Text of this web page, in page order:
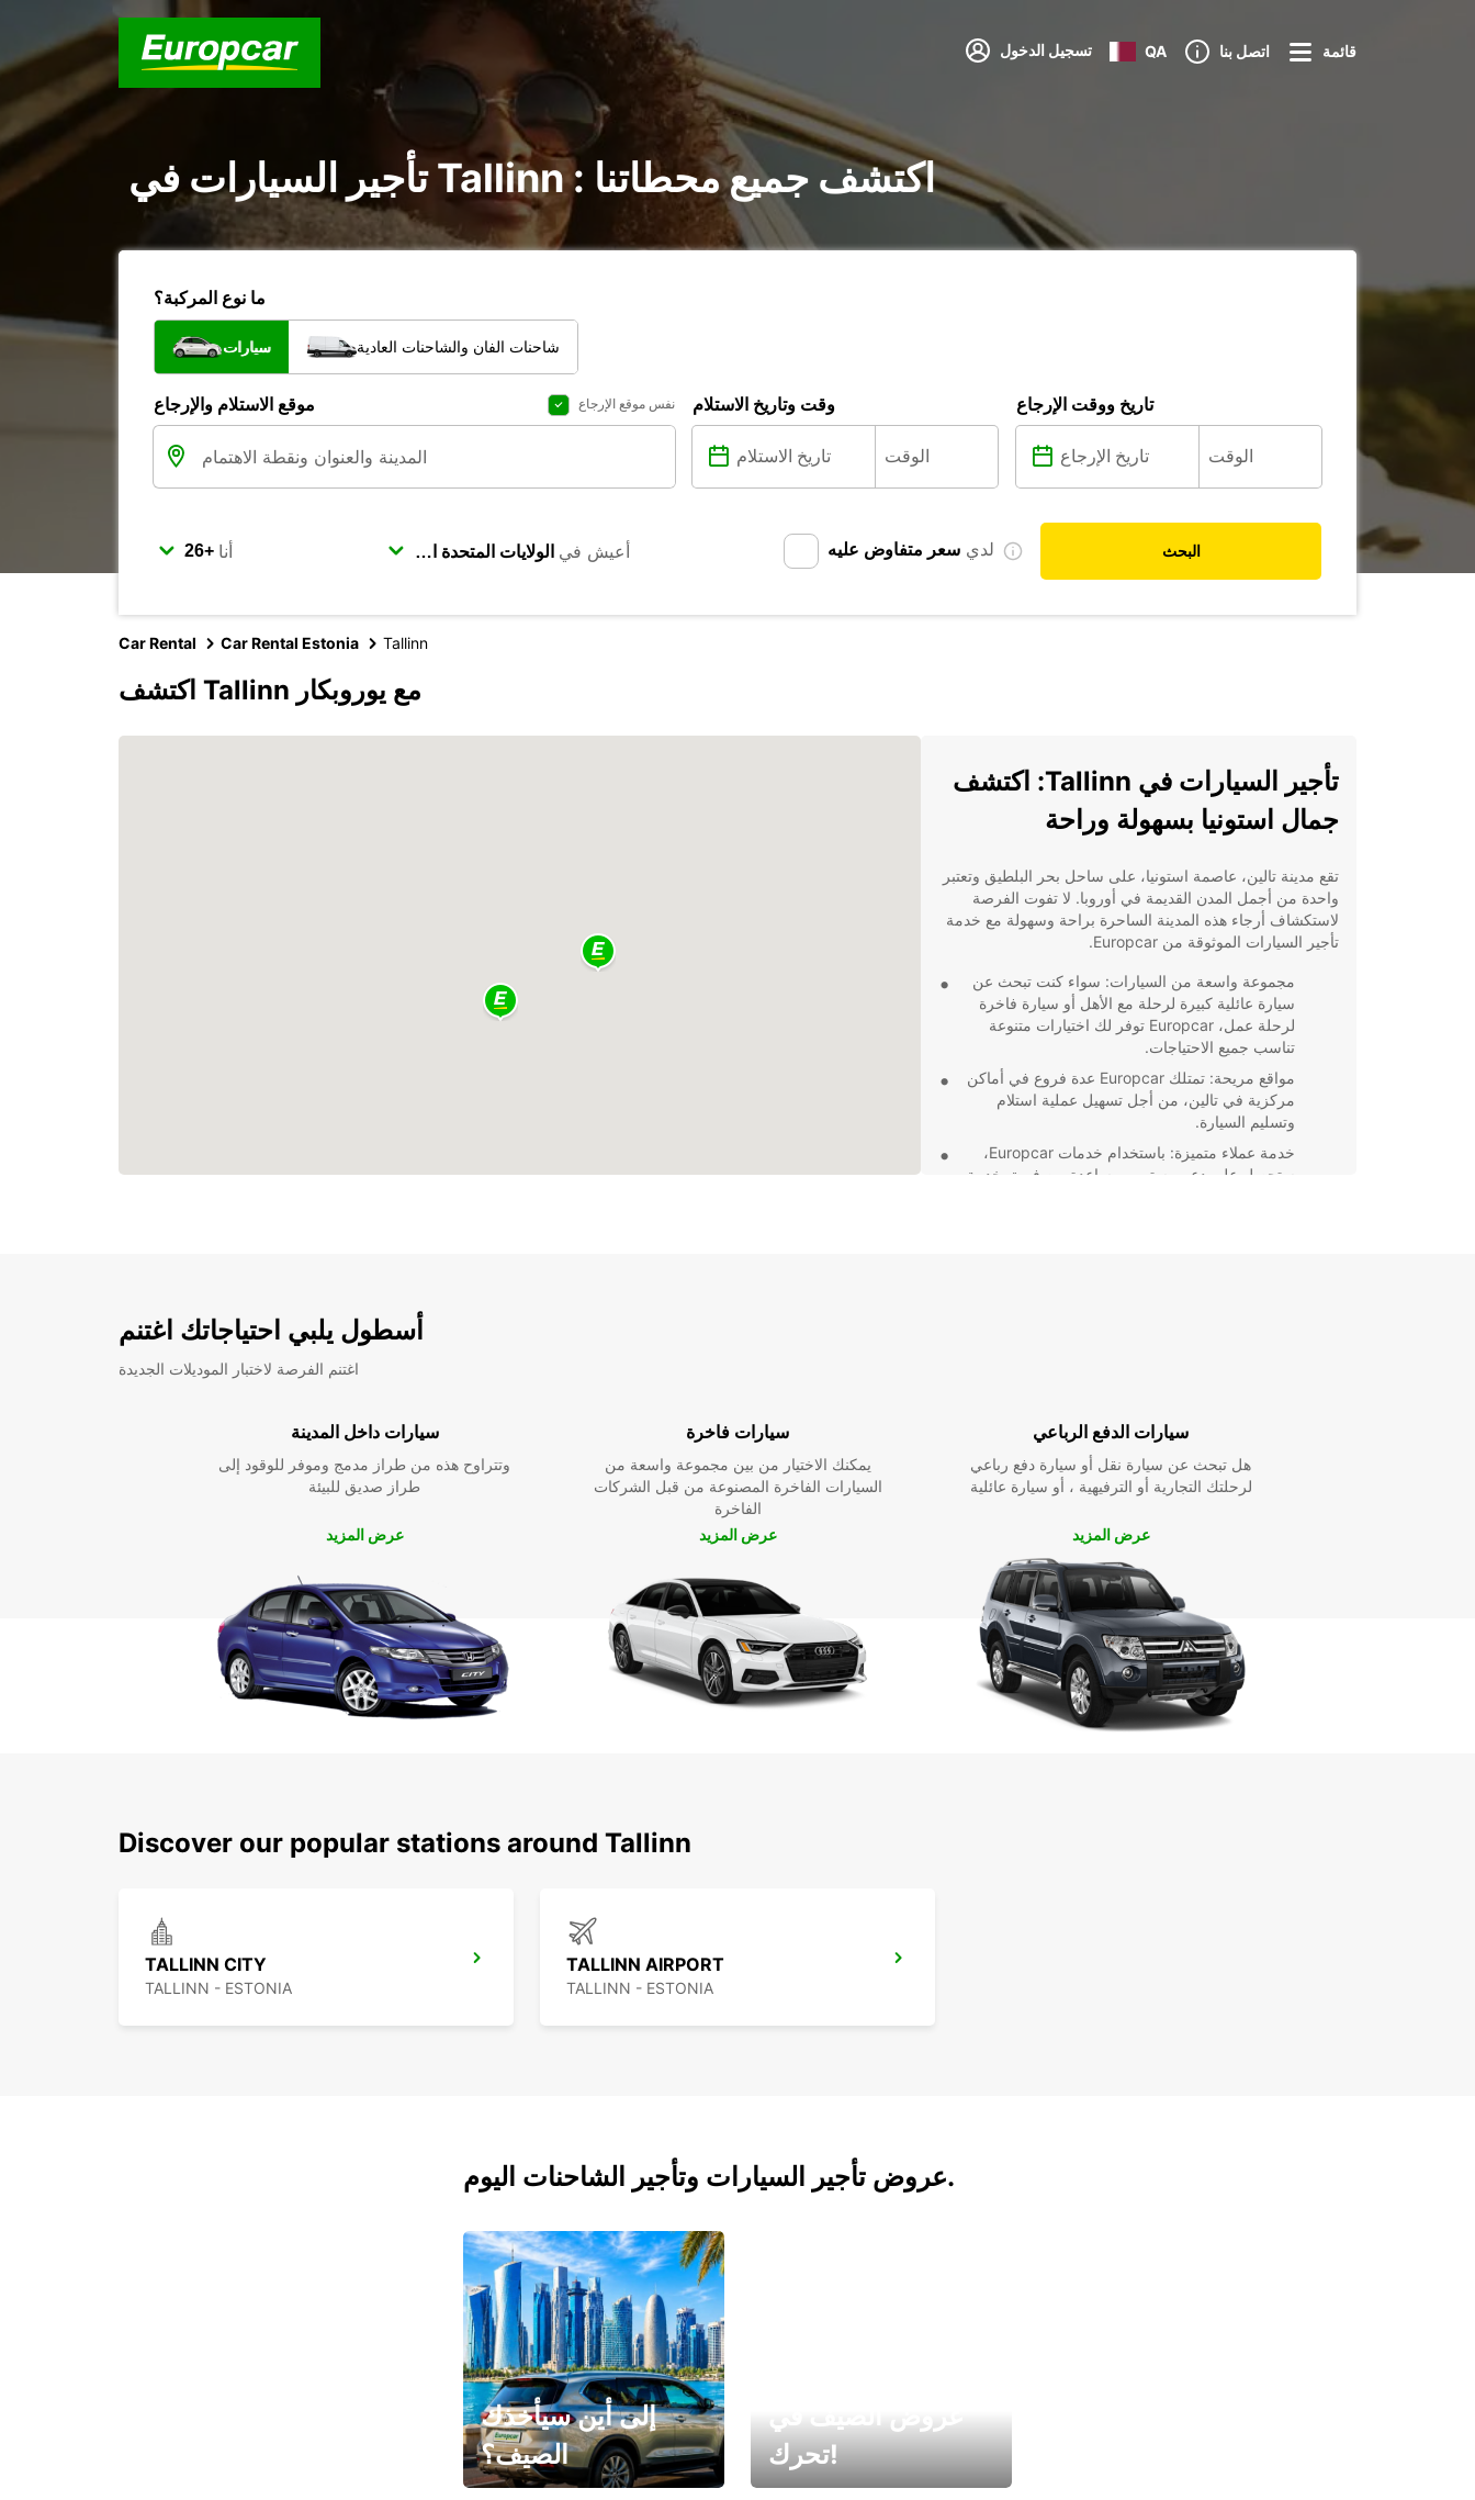
تسجيل الدخول QA اتصل بنا قائمة
تأجير السيارات في Tallinn : اكتشف جميع محطاتنا
ما نوع المركبة؟
سيارات شاحنات الفان والشاحنات العادية
موقع الاستلام والإرجاع نفس موقع الإرجاع وقت وتاريخ الاستلام تاريخ ووقت الإرجاع
أنا أعيش في لدي سعر متفاوض عليه البحث
Car Rental Car Rental Estonia Tallinn
اكتشف Tallinn مع يوروبكار
تأجير السيارات في Tallinn: اكتشف
جمال استونيا بسهولة وراحة
تقع مدينة تالين، عاصمة استونيا، على ساحل بحر البلطيق وتعتبر
واحدة من أجمل المدن القديمة في أوروبا. لا تفوت الفرصة
لاستكشاف أرجاء هذه المدينة الساحرة براحة وسهولة مع خدمة
تأجير السيارات الموثوقة من Europcar.
مجموعة واسعة من السيارات: سواء كنت تبحث عن
سيارة عائلية كبيرة لرحلة مع الأهل أو سيارة فاخرة
لرحلة عمل، Europcar توفر لك اختيارات متنوعة
تناسب جميع الاحتياجات.
مواقع مريحة: تمتلك Europcar عدة فروع في أماكن
مركزية في تالين، من أجل تسهيل عملية استلام
وتسليم السيارة.
خدمة عملاء متميزة: باستخدام خدمات Europcar،
ستحصل على دعم مستمر ومساعدة من فريق خدمة
أسطول يلبي احتياجاتك اغتنم
اغتنم الفرصة لاختبار الموديلات الجديدة
سيارات داخل المدينة
وتتراوح هذه من طراز مدمج وموفر للوقود إلى
طراز صديق للبيئة
عرض المزيد
سيارات فاخرة
يمكنك الاختيار من بين مجموعة واسعة من
السيارات الفاخرة المصنوعة من قبل الشركات
الفاخرة
عرض المزيد
سيارات الدفع الرباعي
هل تبحث عن سيارة نقل أو سيارة دفع رباعي
لرحلتك التجارية أو الترفيهية ، أو سيارة عائلية
عرض المزيد
Discover our popular stations around Tallinn
TALLINN CITY
TALLINN - ESTONIA
TALLINN AIRPORT
TALLINN - ESTONIA
عروض تأجير السيارات وتأجير الشاحنات اليوم.
إلى أين سيأخذك
الصيف؟
تحرك!